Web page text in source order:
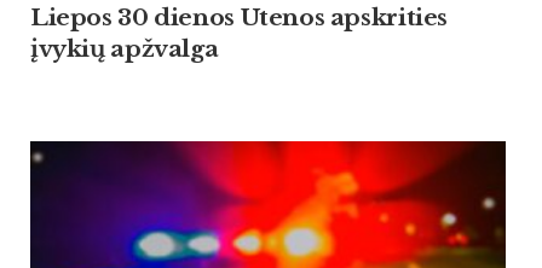
Liepos 30 dienos Utenos apskrities
įvykių apžvalga